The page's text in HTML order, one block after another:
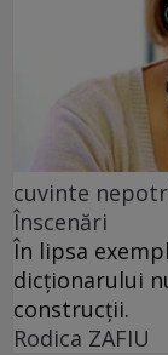
cuvinte
Înscenări
În lipsa
dicționarului
construcții.
Rodica ZAFIU